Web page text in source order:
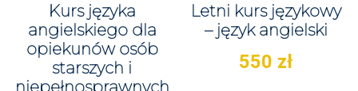
Kurs języka
angielskiego dla
opiekunów osób
starszych i
niepełnosprawnych
Letni kurs językowy
– język angielski
550 zł